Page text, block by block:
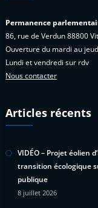
Permanence
86, rue de Verdun 88800
Ouverture du mardi au
Lundi et vendredi sur rdv
Nous contacter
Articles récents
VIDÉO – Projet éolien
transition écologique
publique
8 juillet 2026